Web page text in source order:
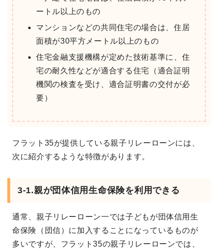
ートル以上のもの
マンションなどの共同住宅の場合は、住居
面積が30平方メートル以上のもの
住宅金融支援機構が定めた技術基準に、住
宅の耐久性などが適合する住宅（適合証明
機関の検査を受け、適合証明書の交付が必
要）
フラット35が提供している親子リレーローンには、
次に紹介するような特徴があります。
3-1.親が団体信用生命保険を利用できる
通常、親子リレーローン一では子どもが団体信用生
命保険（団信）に加入することになっているものが
多いですが、フラット35の親子リレーローンでは、